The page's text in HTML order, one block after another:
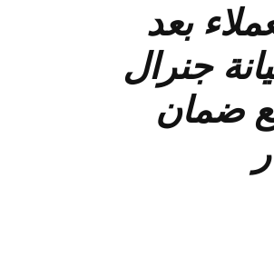
بعد
جنرال
مع ضمان